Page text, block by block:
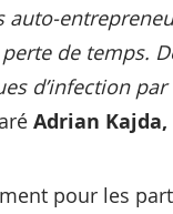
auto-
de temps.
d’infection
Adrian
pour les